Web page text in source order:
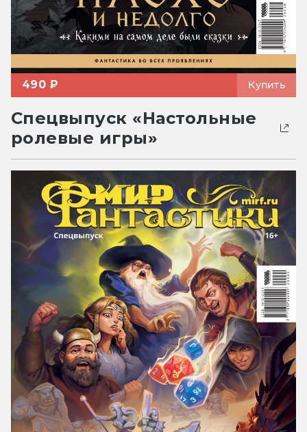
490 ₽ Купить
Спецвыпуск «Настольные
ролевые игры»